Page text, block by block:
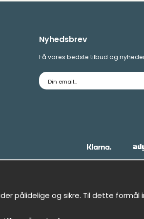
Nyhedsbrev
Få vores bedste tilbud og
E-
mailadresse
pålidelige og sikre. Til dette formål